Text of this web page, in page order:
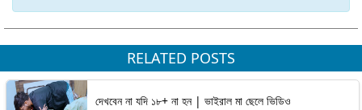
RELATED POSTS
দেখবেন না যদি ১৮+ না হন | ভাইরাল মা ছেলে ভিডিও